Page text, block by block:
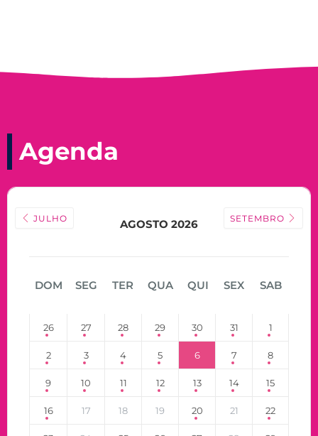
Agenda
JULHO AGOSTO 2026 SETEMBRO
DOM SEG TER QUA QUI SEX SAB
26 27 28 29 30 31 1
2 3 4 5 6 7 8
9 10 11 12 13 14 15
16 17 18 19 20 21 22